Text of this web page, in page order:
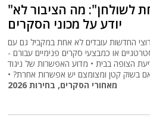
"יש יחסי תן וקח מתחת לשולחן": מה הציבור לא
יודע על מכוני הסקרים
החדשות עובדים לא אחת במקביל גם עם
או כמבצעי סקרים פנימיים עבורם -
הצופה בבית • מדוע האפשרות של ניגוד
בשוק קטן ומצומצם יש אפשרות אחרת? •